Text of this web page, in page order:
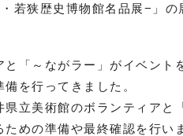
若狭歴史博物館名品展−」の
「～ながラー」がイベント
を行ってきました。
立美術館のボランティアと
めの準備や最終確認を行い